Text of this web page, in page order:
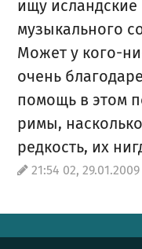
ищу
музыкального
Может у кого-
очень
помощь в этом
римы,
редкость, их
21:54 02,